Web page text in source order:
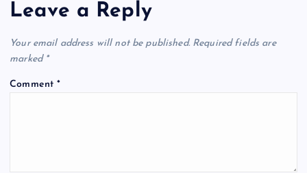
Leave a Reply
Your email address will not be published. Required fields are
marked *
Comment*